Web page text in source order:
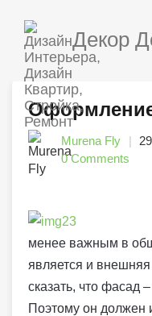
Декор
Murena Fly
0 Comments
менее важным в
является и
сказать, что фасад
Поэтому он должен